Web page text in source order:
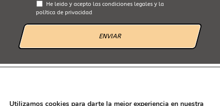
e
l
He leido y acepto las condiciones legalesy la
política de privacidad
Utilizamos cookies para darte la mejor experiencia en nuestra